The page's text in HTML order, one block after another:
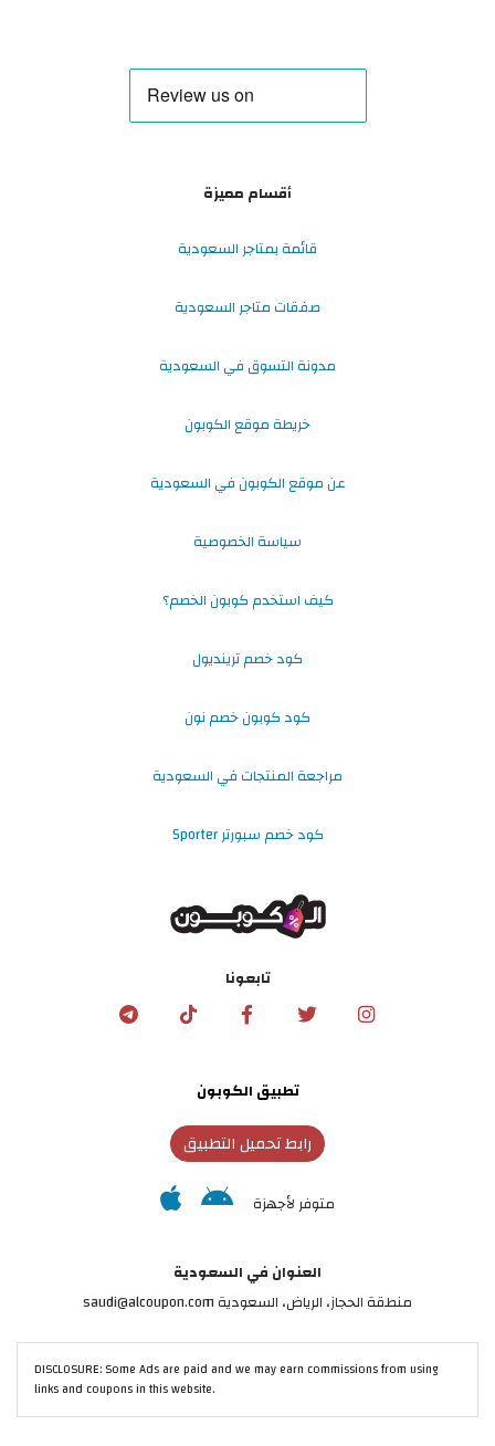
أقسام مميزة
قائمة بمتاجر السعودية
صفقات متاجر السعودية
مدونة التسوق في السعودية
خريطة موقع الكوبون
عن موقع الكوبون في السعودية
سياسة الخصوصية
كيف استخدم كوبون الخصم؟
كود خصم ترينديول
كود كوبون خصم نون
مراجعة المنتجات في السعودية
كود خصم سبورتر Sporter
تابعونا
تطبيق الكوبون
رابط تحميل التطبيق
متوفر لأجهزة
العنوان في السعودية
منطقة الحجاز، الرياض، السعودية saudi@alcoupon.com
DISCLOSURE: Some Ads are paid and we may earn commissions from using
links and coupons in this website.